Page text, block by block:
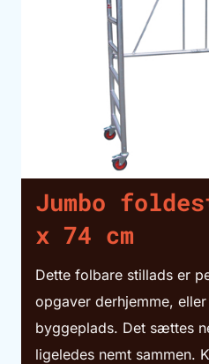
Jumbo
x 74 cm
Dette folbare stillads er
opgaver derhjemme,
byggeplads. Det sættes
ligeledes nemt sammen.